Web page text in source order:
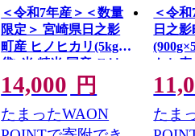
＜令和7年産＞＜数量
限定＞ 宮崎県日之影
町産 ヒノヒカリ(5kg×1
袋) 米 精米 国産 ごは
ん 白米 【AF002】
【株式会社ひのかげア
グリファーム】
14,000 円
たまったWAON
＜令
日之
もち
精米
【
ひの
ム】
たま